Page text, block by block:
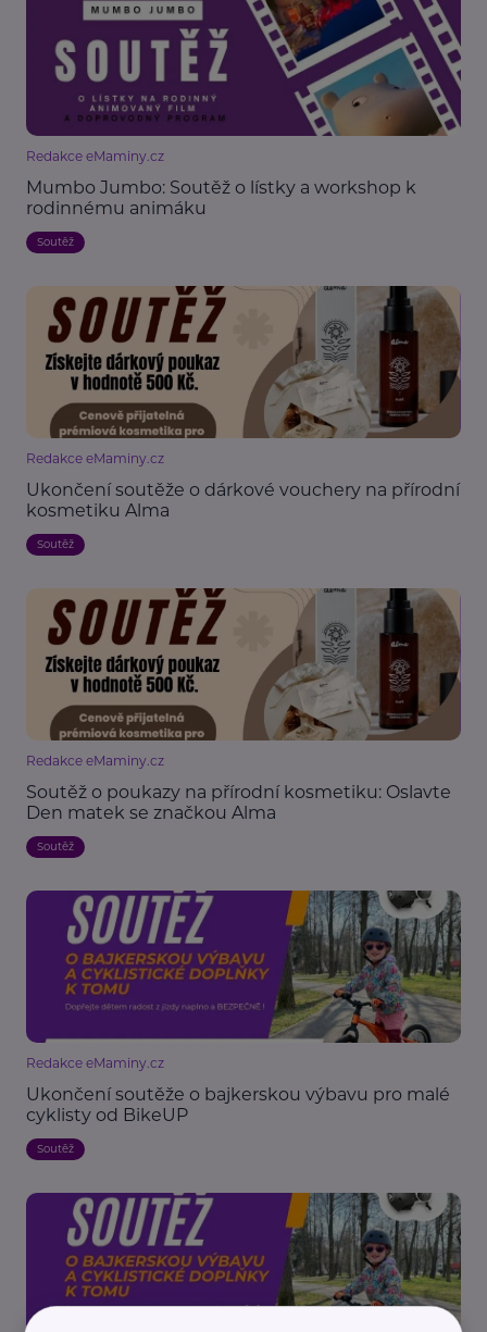
Redakce eMaminy.cz
Mumbo Jumbo: Soutěž o lístky a workshop k
rodinnému animáku
Soutěž
Redakce eMaminy.cz
Ukončení soutěže o dárkové vouchery na přírodní
kosmetiku Alma
Soutěž
Redakce eMaminy.cz
Soutěž o poukazy na přírodní kosmetiku: Oslavte
Den matek se značkou Alma
Soutěž
Redakce eMaminy.cz
Ukončení soutěže o bajkerskou výbavu pro malé
cyklisty od BikeUP
Soutěž